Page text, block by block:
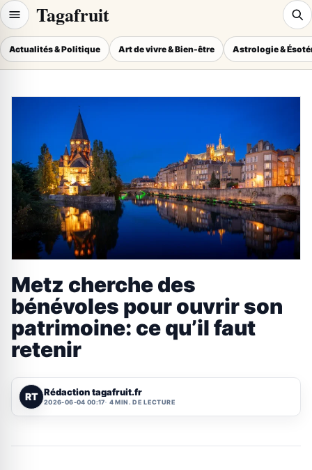
Tagafruit
Actualités & Politique Art de vivre & Bien-être Astrologie &
Metz cherche des
bénévoles pour ouvrir son
patrimoine: ce qu’il faut
retenir
RT Rédaction tagafruit.fr
2026-06-04 00:17 4 MIN. DE LECTURE